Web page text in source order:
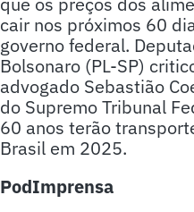
cair nos próximos 60
governo federal.
Bolsonaro (PL-SP)
advogado Sebastião
do Supremo Tribunal
60 anos terão
Brasil em 2025.
PodImprensa